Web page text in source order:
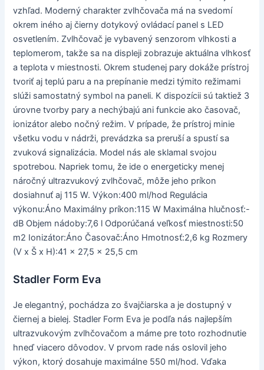
vzhľad. Moderný charakter zvlhčovača má na svedomí
okrem iného aj čierny dotykový ovládací panel s LED
osvetlením. Zvlhčovač je vybavený senzorom vlhkosti a
teplomerom, takže sa na displeji zobrazuje aktuálna vlhkosť
a teplota v miestnosti. Okrem studenej pary dokáže prístroj
tvoriť aj teplú paru a na prepínanie medzi týmito režimami
slúži samostatný symbol na paneli. K dispozícii sú taktiež 3
úrovne tvorby pary a nechýbajú ani funkcie ako časovač,
ionizátor alebo nočný režim. V prípade, že prístroj minie
všetku vodu v nádrži, prevádzka sa preruší a spustí sa
zvuková signalizácia. Model nás ale sklamal svojou
spotrebou. Napriek tomu, že ide o energeticky menej
náročný ultrazvukový zvlhčovač, môže jeho príkon
dosiahnuť aj 115 W. Výkon:400 ml/hod Regulácia
výkonu:Áno Maximálny príkon:115 W Maximálna hlučnosť:-
dB Objem nádoby:7,6 l Odporúčaná veľkosť miestnosti:50
m2 Ionizátor:Áno Časovač:Áno Hmotnosť:2,6 kg Rozmery
(V x Š x H):41 x 27,5 x 25,5 cm
Stadler Form Eva
Je elegantný, pochádza zo švajčiarska a je dostupný v
čiernej a bielej. Stadler Form Eva je podľa nás najlepším
ultrazvukovým zvlhčovačom a máme pre toto rozhodnutie
hneď viacero dôvodov. V prvom rade nás oslovil jeho
výkon, ktorý dosahuje maximálne 550 ml/hod. Vďaka